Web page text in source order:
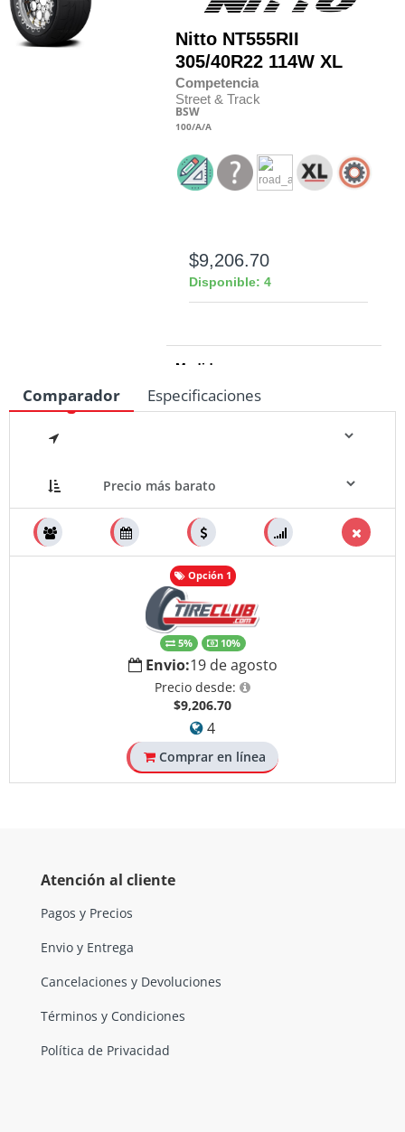
Nitto NT555RII
305/40R22 114W XL
Competencia
Street & Track
BSW
100/A/A
$9,206.70
Disponible: 4
Medidas
Comparador Especificaciones
Opción 1
5% 10%
Envio:19 de agosto
Precio desde:
$9,206.70
4
Comprar en línea
Atención al cliente
Pagos y Precios
Envio y Entrega
Cancelaciones y Devoluciones
Términos y Condiciones
Política de Privacidad